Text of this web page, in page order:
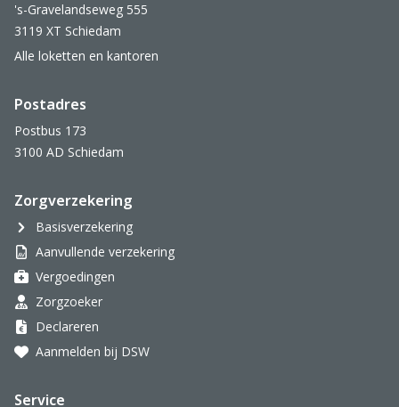
's-Gravelandseweg 555
3119 XT Schiedam
Alle loketten en kantoren
Postadres
Postbus 173
3100 AD Schiedam
Zorgverzekering
Basisverzekering
Aanvullende verzekering
Vergoedingen
Zorgzoeker
Declareren
Aanmelden bij DSW
Service